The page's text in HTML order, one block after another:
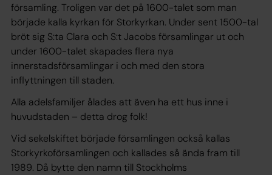
församling. Troligen var det på 1600-talet som man
började kalla kyrkan för Storkyrkan. Under sent 1500-tal
bröt sig S:ta Clara och S:t Jacobs församlingar ut och
under 1600-talet skapades flera nya
innerstadsförsamlingar i och med den stora
inflyttningen till staden.
Alla adelsfamiljer ålades att även ha ett hus inne i
huvudstaden – detta drog folk!
Vid sekelskiftet började församlingen också kallas
Storkyrkoförsamlingen och kallades så ända fram till
1989. Då bytte den namn till Stockholms